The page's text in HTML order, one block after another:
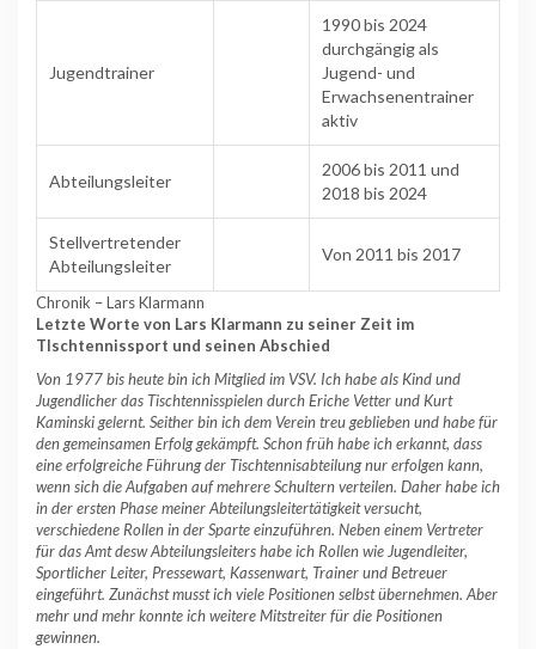
Jugendtrainer
1990 bis 2024
durchgängig als
Jugend- und
Erwachsenentrainer
aktiv
Abteilungsleiter
2006 bis 2011 und
2018 bis 2024
Stellvertretender
Abteilungsleiter
Von 2011 bis 2017
Chronik – Lars Klarmann
Letzte Worte von Lars Klarmann zu seiner Zeit im
TIschtennissport und seinen Abschied
Von 1977 bis heute bin ich Mitglied im VSV. Ich habe als Kind und
Jugendlicher das Tischtennisspielen durch Eriche Vetter und Kurt
Kaminski gelernt. Seither bin ich dem Verein treu geblieben und habe für
den gemeinsamen Erfolg gekämpft. Schon früh habe ich erkannt, dass
eine erfolgreiche Führung der Tischtennisabteilung nur erfolgen kann,
wenn sich die Aufgaben auf mehrere Schultern verteilen. Daher habe ich
in der ersten Phase meiner Abteilungsleitertätigkeit versucht,
verschiedene Rollen in der Sparte einzuführen. Neben einem Vertreter
für das Amt desw Abteilungsleiters habe ich Rollen wie Jugendleiter,
Sportlicher Leiter, Pressewart, Kassenwart, Trainer und Betreuer
eingeführt. Zunächst musst ich viele Positionen selbst übernehmen. Aber
mehr und mehr konnte ich weitere Mitstreiter für die Positionen
gewinnen.